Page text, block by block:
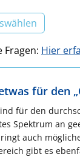
Fragen: Hier
für den
für den
Spektrum an
auch
gibt es